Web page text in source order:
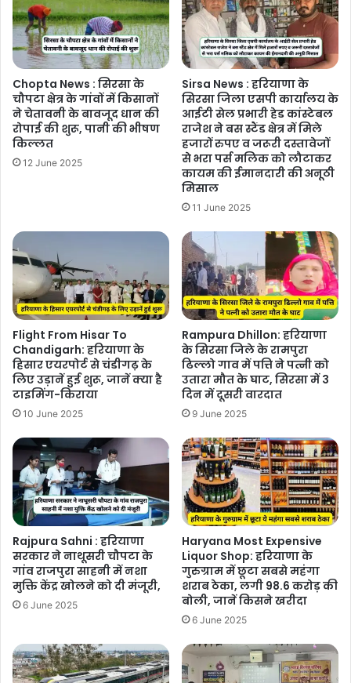
Chopta News : सिरसा के
चौपटा क्षेत्र के गांवों में किसानों
ने चेतावनी के बावजूद धान की
रोपाई की शुरू, पानी की भीषण
किल्लत
12 June 2025
Sirsa News : हरियाणा के
सिरसा जिला एसपी कार्यालय के
आईटी सेल प्रभारी हेड कांस्टेबल
राजेश ने बस स्टैंड क्षेत्र में मिले
हजारों रुपए व जरूरी दस्तावेजों
से भरा पर्स मलिक को लौटाकर
कायम की ईमानदारी की अनूठी
मिसाल
11 June 2025
Flight From Hisar To
Chandigarh: हरियाणा के
हिसार एयरपोर्ट से चंडीगढ़ के
लिए उड़ानें हुई शुरू, जानें क्या है
टाइमिंग-किराया
10 June 2025
Rampura Dhillon: हरियाणा
के सिरसा जिले के रामपुरा
ढिल्लो गाव में पत्ति ने पत्नी को
उतारा मौत के घाट, सिरसा में 3
दिन में दूसरी वारदात
9 June 2025
Rajpura Sahni : हरियाणा
सरकार ने नाथूसरी चौपटा के
गांव राजपुरा साहनी में नशा
मुक्ति केंद्र खोलने को दी मंजूरी,
6 June 2025
Haryana Most Expensive
Liquor Shop: हरियाणा के
गुरुग्राम में छूटा सबसे महंगा
शराब ठेका, लगी 98.6 करोड़ की
बोली, जानें किसने खरीदा
6 June 2025